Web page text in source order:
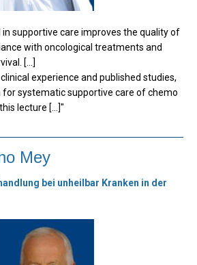
in supportive care improves the quality of
with oncological treatments and
[...]
experience and published studies,
systematic supportive care of chemo
lecture [...]"
Mey
bei unheilbar Kranken in der